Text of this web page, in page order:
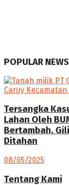
POPULAR NEWS
Tersangka
Lahan Oleh
Bertambah,
Ditahan
08/05/2025
Tentang Kami